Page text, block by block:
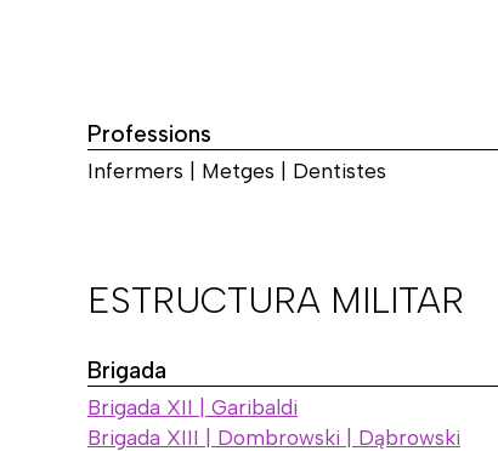
Professions
Infermers | Metges | Dentistes
ESTRUCTURA MILITAR
Brigada
Brigada XII | Garibaldi
Brigada XIII | Dombrowski | Dąbrowski